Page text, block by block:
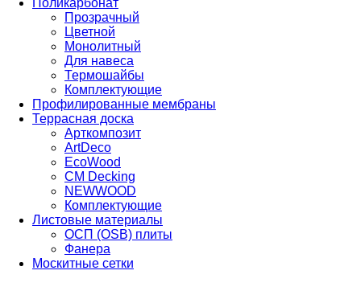
Поликарбонат
Прозрачный
Цветной
Монолитный
Для навеса
Термошайбы
Комплектующие
Профилированные мембраны
Террасная доска
Арткомпозит
ArtDeco
EcoWood
CM Decking
NEWWOOD
Комплектующие
Листовые материалы
ОСП (OSB) плиты
Фанера
Москитные сетки